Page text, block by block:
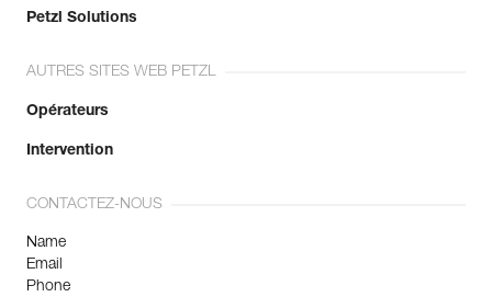
Petzl Solutions
AUTRES SITES WEB PETZL
Opérateurs
Intervention
CONTACTEZ-NOUS
Name
Email
Phone